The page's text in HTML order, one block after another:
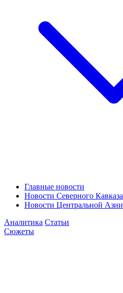
Главные новости
Новости Северного Кавказа
Новости Центральной Азии
Аналитика Статьи
Сюжеты